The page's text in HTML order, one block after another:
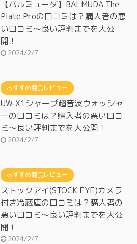
【バルミューダ】BALMUDA The
Plate Proの口コミは？購入者の悪
い口コミ～良い評判までを大公
開！
2024/2/7
おすすめ商品レビュー
UW-X1シャープ超音波ウォッシャ
ーの口コミは？購入者の悪い口コ
ミ～良い評判までを大公開！
2024/2/7
おすすめ商品レビュー
ストックアイ(STOCK EYE)カメラ
付き冷蔵庫の口コミは？購入者の
悪い口コミ～良い評判までを大公
開！
2024/2/7